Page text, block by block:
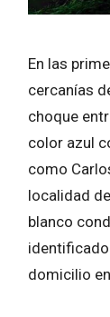
En las
cercanías
choque
color azul
como
localidad
blanco
domicilio